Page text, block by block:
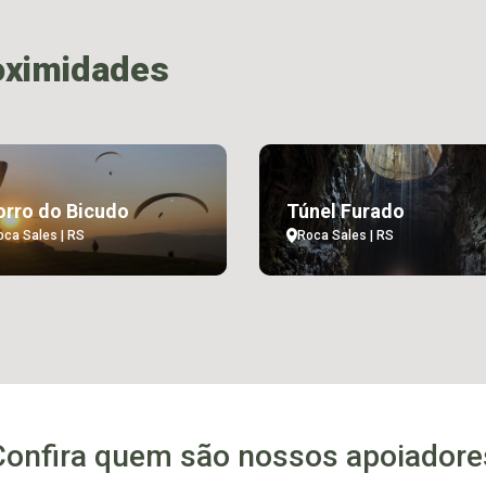
do Bicudo
Sales | RS
Túnel Furado
Roca Sales | RS
quem são nossos